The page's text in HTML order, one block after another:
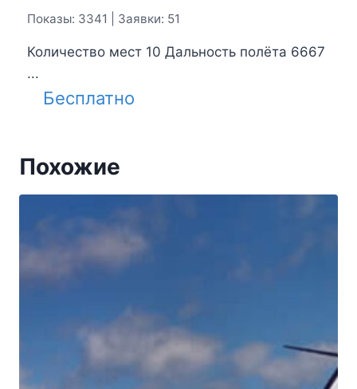
Показы: 3341 | Заявки: 51
Количество мест 10 Дальность полёта 6667
...
Бесплатно
Похожие